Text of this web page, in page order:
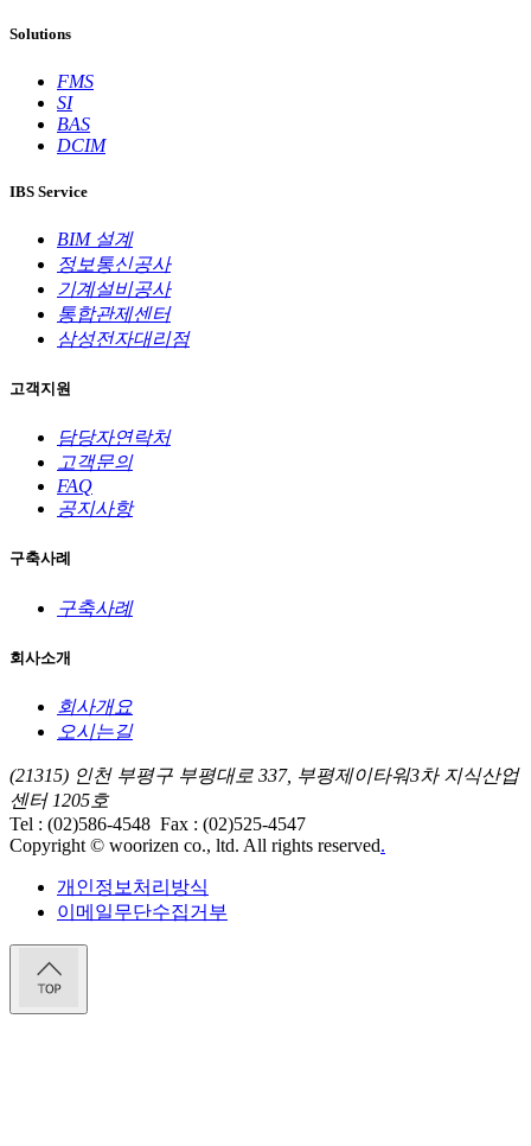
Solutions
FMS
SI
BAS
DCIM
IBS Service
BIM 설계
정보통신공사
기계설비공사
통합관제센터
삼성전자대리점
고객지원
담당자연락처
고객문의
FAQ
공지사항
구축사례
구축사례
회사소개
회사개요
오시는길
(21315) 인천 부평구 부평대로 337, 부평제이타워3차 지식산업
센터 1205호
Tel : (02)586-4548 Fax : (02)525-4547
Copyright © woorizen co., ltd. All rights reserved.
개인정보처리방식
이메일무단수집거부